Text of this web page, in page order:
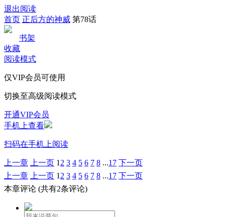
退出阅读
首页 正后方的神威 第78话
书架
收藏
阅读模式
仅VIP会员可使用
切换至高级阅读模式
开通VIP会员
手机上查看
扫码在手机上阅读
上一章 上一页 1 2 3 4 5 6 7 8 ...17 下一页
上一章
上一页 1 2 3 4 5 6 7 8 ...17 下一页
本章评论 (共有2条评论)